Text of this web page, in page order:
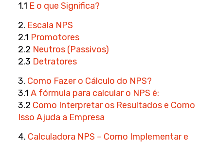
1.1 E o que Significa?
2. Escala NPS
2.1 Promotores
2.2 Neutros (Passivos)
2.3 Detratores
3. Como Fazer o Cálculo do NPS?
3.1 A fórmula para calcular o NPS é:
3.2 Como Interpretar os Resultados e Como
Isso Ajuda a Empresa
4. Calculadora NPS – Como Implementar e